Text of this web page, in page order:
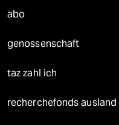
abo
genossenschaft
taz zahl ich
recherchefonds ausland